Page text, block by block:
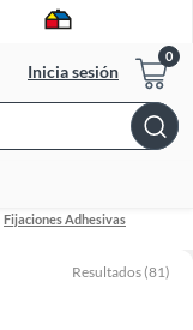
Inicia sesión
Fijaciones Adhesivas
Resultados (81)